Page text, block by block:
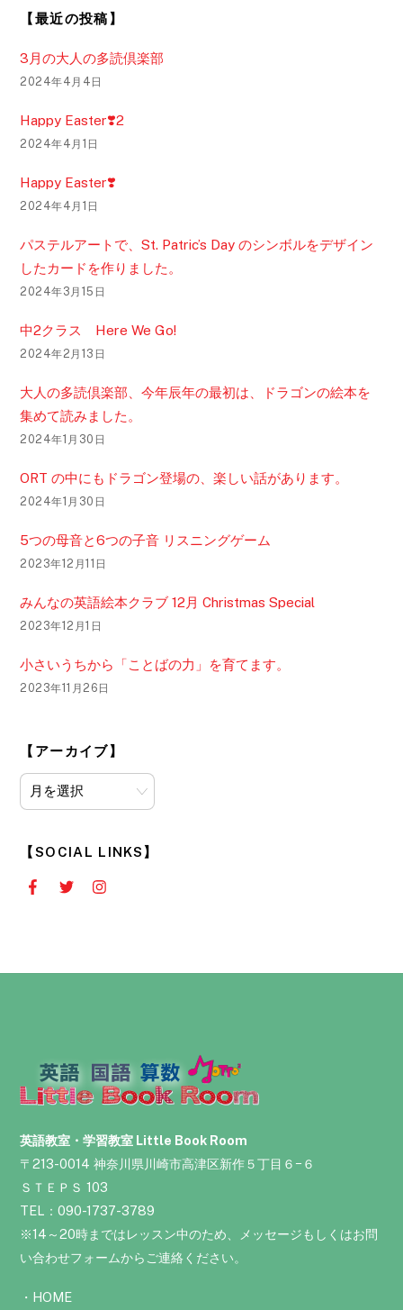
【最近の投稿】
3月の大人の多読倶楽部
2024年4月4日
Happy Easter❣️2
2024年4月1日
Happy Easter❣️
2024年4月1日
パステルアートで、St. Patric’s Day のシンボルをデザイン
したカードを作りました。
2024年3月15日
中2クラス Here We Go!
2024年2月13日
大人の多読倶楽部、今年辰年の最初は、ドラゴンの絵本を
集めて読みました。
2024年1月30日
ORT の中にもドラゴン登場の、楽しい話があります。
2024年1月30日
5つの母音と6つの子音 リスニングゲーム
2023年12月11日
みんなの英語絵本クラブ 12月 Christmas Special
2023年12月1日
小さいうちから「ことばの力」を育てます。
2023年11月26日
【アーカイブ】
【
ア
カ
イ
【SOCIAL LINKS】
英語教室・学習教室 Little Book Room
〒213-0014 神奈川県川崎市高津区新作５丁目６−６
ＳＴＥＰＳ 103
TEL：090-1737-3789
※14～20時まではレッスン中のため、メッセージもしくはお問
い合わせフォームからご連絡ください。
・ HOME